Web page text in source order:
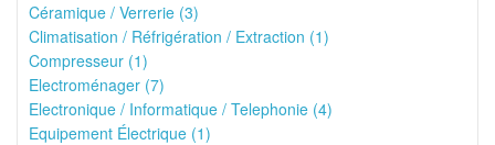
Céramique / Verrerie (3)
Climatisation / Réfrigération / Extraction (1)
Compresseur (1)
Electroménager (7)
Electronique / Informatique / Telephonie (4)
Equipement Électrique (1)